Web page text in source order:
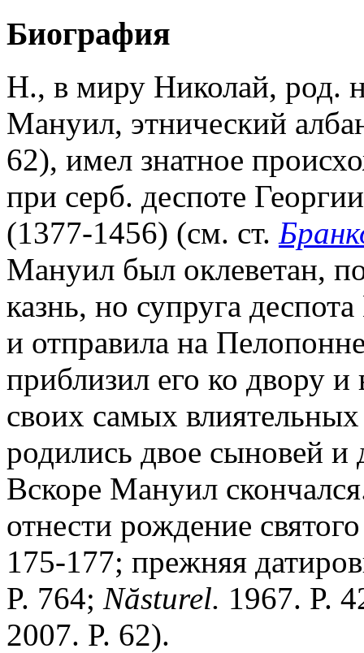
Биография
Н., в миру Николай, род.
Мануил, этнический
62), имел знатное
при серб. деспоте
(1377-1456) (см. ст.
Мануил был оклеветан,
казнь, но супруга
и отправила на
приблизил его ко двору и
своих самых
родились двое сыновей
Вскоре Мануил
отнести рождение
175-177; прежняя
P. 764; Năsturel. 1967. P.
2007. P. 62).